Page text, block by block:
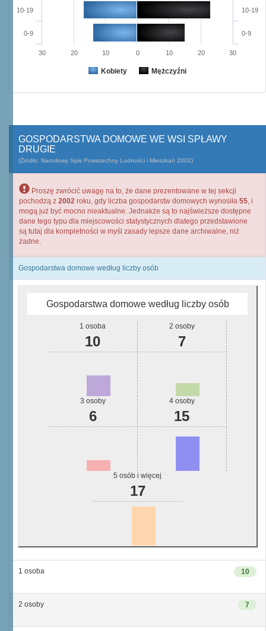
Kobiety Mężczyźni
0-9
10-19
0-9
10-19
30 20 10 0 10 20 30
GOSPODARSTWA DOMOWE WE WSI SPŁAWY
DRUGIE
(Źródło: Narodowy Spis Powszechny Ludności i Mieszkań 2002)
Proszę zwrócić uwagę na to, że dane prezentowane w tej sekcji
pochodzą z 2002 roku, gdy liczba gospodarstw domowych wynosiła 55, i
mogą już być mocno nieaktualne. Jednakże są to najświeższe dostępne
dane tego typu dla miejscowości statystycznych dlatego przedstawione
są tutaj dla kompletności w myśl zasady lepsze dane archiwalne, niż
żadne.
Gospodarstwa domowe według liczby osób
Gospodarstwa domowe według liczby osób
1 osoba
10
2 osoby
7
3 osoby
6
4 osoby
15
5 osób i więcej
17
10
1 osoba
7
2 osoby